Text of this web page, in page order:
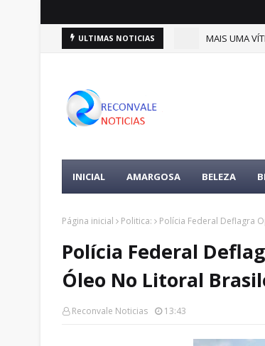
ULTIMAS NOTICIAS
DESTAQUES MAIS UMA
INICIAL AMARGOSA BELEZA
Página inicial Politica: Polícia Federal Deflagra
Polícia Federal
Óleo No Litoral
Reconvale Noticias 13:43